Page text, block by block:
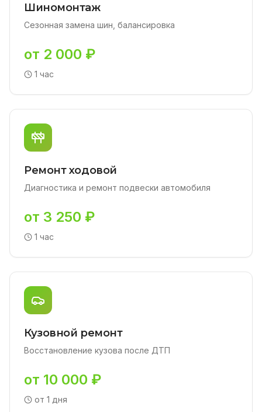
Шиномонтаж
Сезонная замена шин, балансировка
от 2 000 ₽
1 час
Ремонт ходовой
Диагностика и ремонт подвески автомобиля
от 3 250 ₽
1 час
Кузовной ремонт
Восстановление кузова после ДТП
от 10 000 ₽
от 1 дня